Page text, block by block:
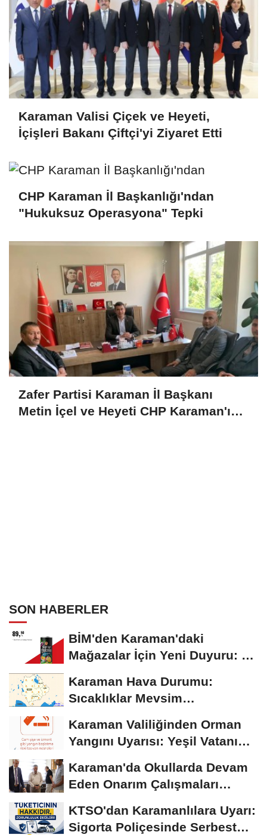
Karaman Valisi Çiçek ve Heyeti,
İçişleri Bakanı Çiftçi'yi Ziyaret Etti
CHP Karaman İl Başkanlığı'ndan
"Hukuksuz Operasyona" Tepki
Zafer Partisi Karaman İl Başkanı
Metin İçel ve Heyeti CHP Karaman'ı
SON HABERLER
BİM'den Karaman'daki
Mağazalar İçin Yeni Duyuru: 11
Karaman Hava Durumu:
Sıcaklıklar Mevsim
Seyrediyor
Karaman Valiliğinden Orman
Yangını Uyarısı: Yeşil Vatanı
Karaman'da Okullarda Devam
Eden Onarım Çalışmaları
KTSO'dan Karamanlılara Uyarı:
Sigorta Poliçesinde Serbest